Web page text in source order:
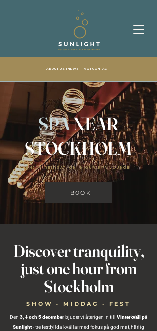
ABOUT US | NEWS | FAQ|CONTACT
SPANEAR
STOCKHOLM
ENJOY RELAXATION IN OUR SPA LOUNGE
BOOK
Discover tranquility,
just one hour from
Stockholm
SHOW - MIDDAG - FEST
Den 3, 4 och 5 decemberbjuder vi återigen in till Vinterkväll på
Sunlight- tre festfyllda kvällar med fokus på god mat, härlig